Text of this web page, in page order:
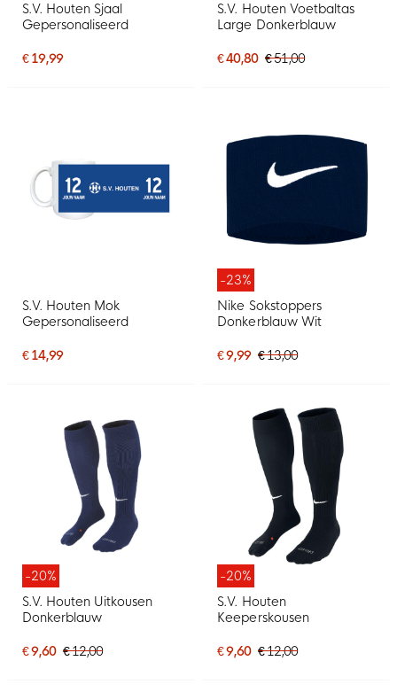
S.V. Houten Sjaal
Gepersonaliseerd
€ 19,99
S.V. Houten Voetbaltas
Large Donkerblauw
€ 40,80 € 51,00
S.V. Houten Mok
Gepersonaliseerd
€ 14,99
-23%
Nike Sokstoppers
Donkerblauw Wit
€ 9,99 € 13,00
-20%
S.V. Houten Uitkousen
Donkerblauw
€ 9,60 € 12,00
-20%
S.V. Houten
Keeperskousen
€ 9,60 € 12,00